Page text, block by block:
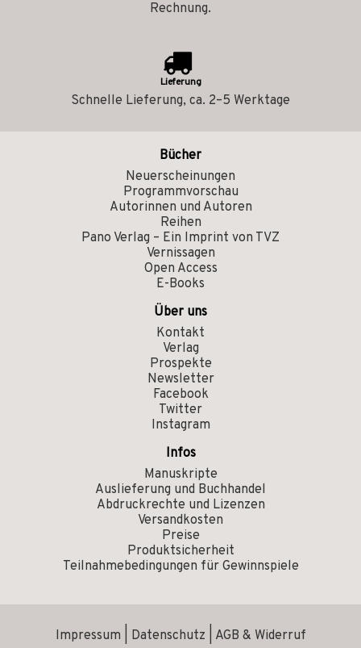
Rechnung.
Lieferung
Schnelle Lieferung, ca. 2–5 Werktage
Bücher
Neuerscheinungen
Programmvorschau
Autorinnen und Autoren
Reihen
Pano Verlag – Ein Imprint von TVZ
Vernissagen
Open Access
E-Books
Über uns
Kontakt
Verlag
Prospekte
Newsletter
Facebook
Twitter
Instagram
Infos
Manuskripte
Auslieferung und Buchhandel
Abdruckrechte und Lizenzen
Versandkosten
Preise
Produktsicherheit
Teilnahmebedingungen für Gewinnspiele
Impressum Datenschutz AGB & Widerruf